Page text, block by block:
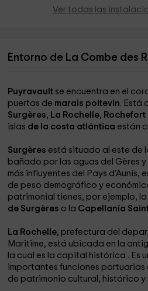
Ver todas las
Entorno de La Combe des
Puyravault se encuentra en el
puertas de marais poitevin. Está
Surgères, La Rochelle, Rochefort
islas de la costa atlántica están
Surgères está situado al este de
bañado por las aguas del Gères
más influyentes del Pays d'Aunis,
de peso demográfico y
patrimonial tienes, por ejemplo, la
de Surgères o la Capellanía
La Rochelle, prefectura del
Maritime, está ubicada en la
la cual es la capital histórica . Es
importantes funciones portuarias
de patrimonio cultural, histórico y